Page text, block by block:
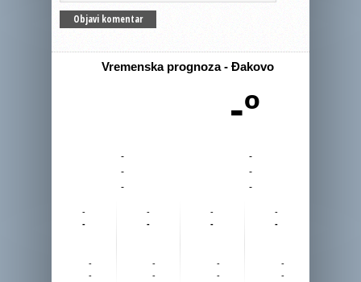
Vremenska prognoza - Đakovo
-º
-
-
-
-
-
-
-
-
-
-
-
-
-
-
-
-
-
-
-
-
-
-